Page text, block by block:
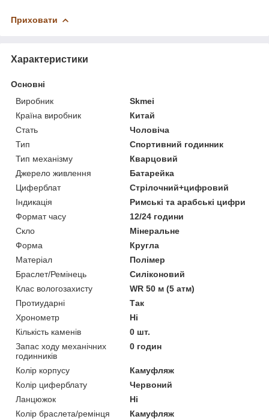
Приховати
Характеристики
Основні
Виробник
Skmei
Країна виробник
Китай
Стать
Чоловіча
Тип
Спортивний годинник
Тип механізму
Кварцовий
Джерело живлення
Батарейка
Циферблат
Стрілочний+цифровий
Індикація
Римські та арабські цифри
Формат часу
12/24 години
Скло
Мінеральне
Форма
Кругла
Матеріал
Полімер
Браслет/Ремінець
Силіконовий
Клас вологозахисту
WR 50 м (5 атм)
Протиударні
Так
Хронометр
Ні
Кількість каменів
0 шт.
Запас ходу механічних
годинників
0 годин
Колір корпусу
Камуфляж
Колір циферблату
Червоний
Ланцюжок
Ні
Колір браслета/ремінця
Камуфляж